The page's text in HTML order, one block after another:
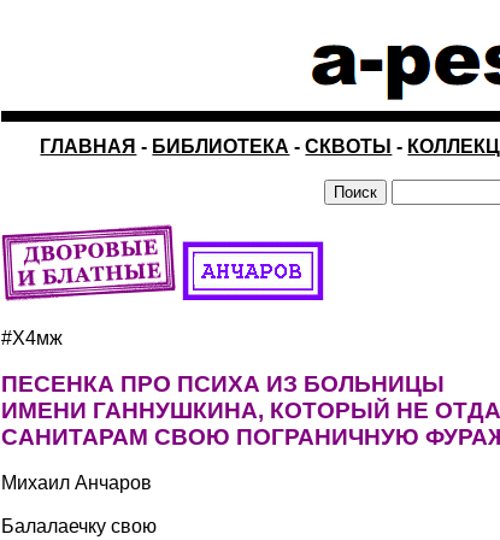
ГЛАВНАЯ - БИБЛИОТЕКА -СКВОТЫ -
#Х4мж
ПЕСЕНКА ПРО ПСИХА ИЗ БОЛЬНИЦЫ
ИМЕНИ ГАННУШКИНА, КОТОРЫЙ НЕ
САНИТАРАМ СВОЮ ПОГРАНИЧНУЮ
Михаил Анчаров
Балалаечку свою